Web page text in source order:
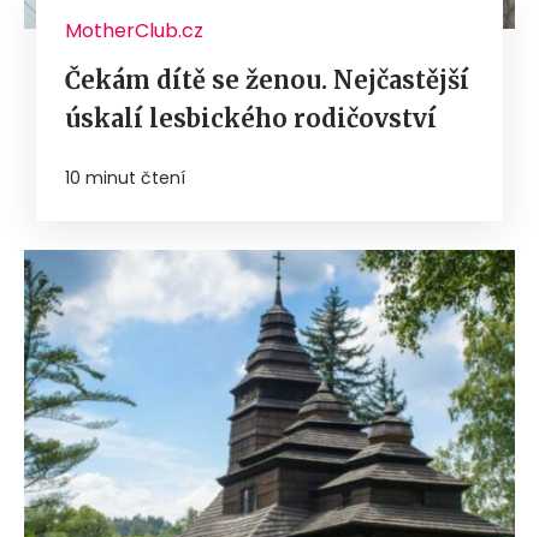
MotherClub.cz
Čekám dítě se ženou. Nejčastější
úskalí lesbického rodičovství
10 minut čtení